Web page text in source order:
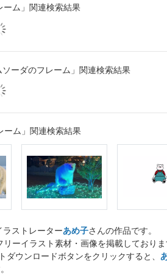
ーム」関連検索結果
ーダのフレーム」関連検索結果
ーム」関連検索結果
ラストレーターあめ子さんの作品です。
ーイラスト素材・画像を掲載しており
ダウンロードボタンをクリックすると、